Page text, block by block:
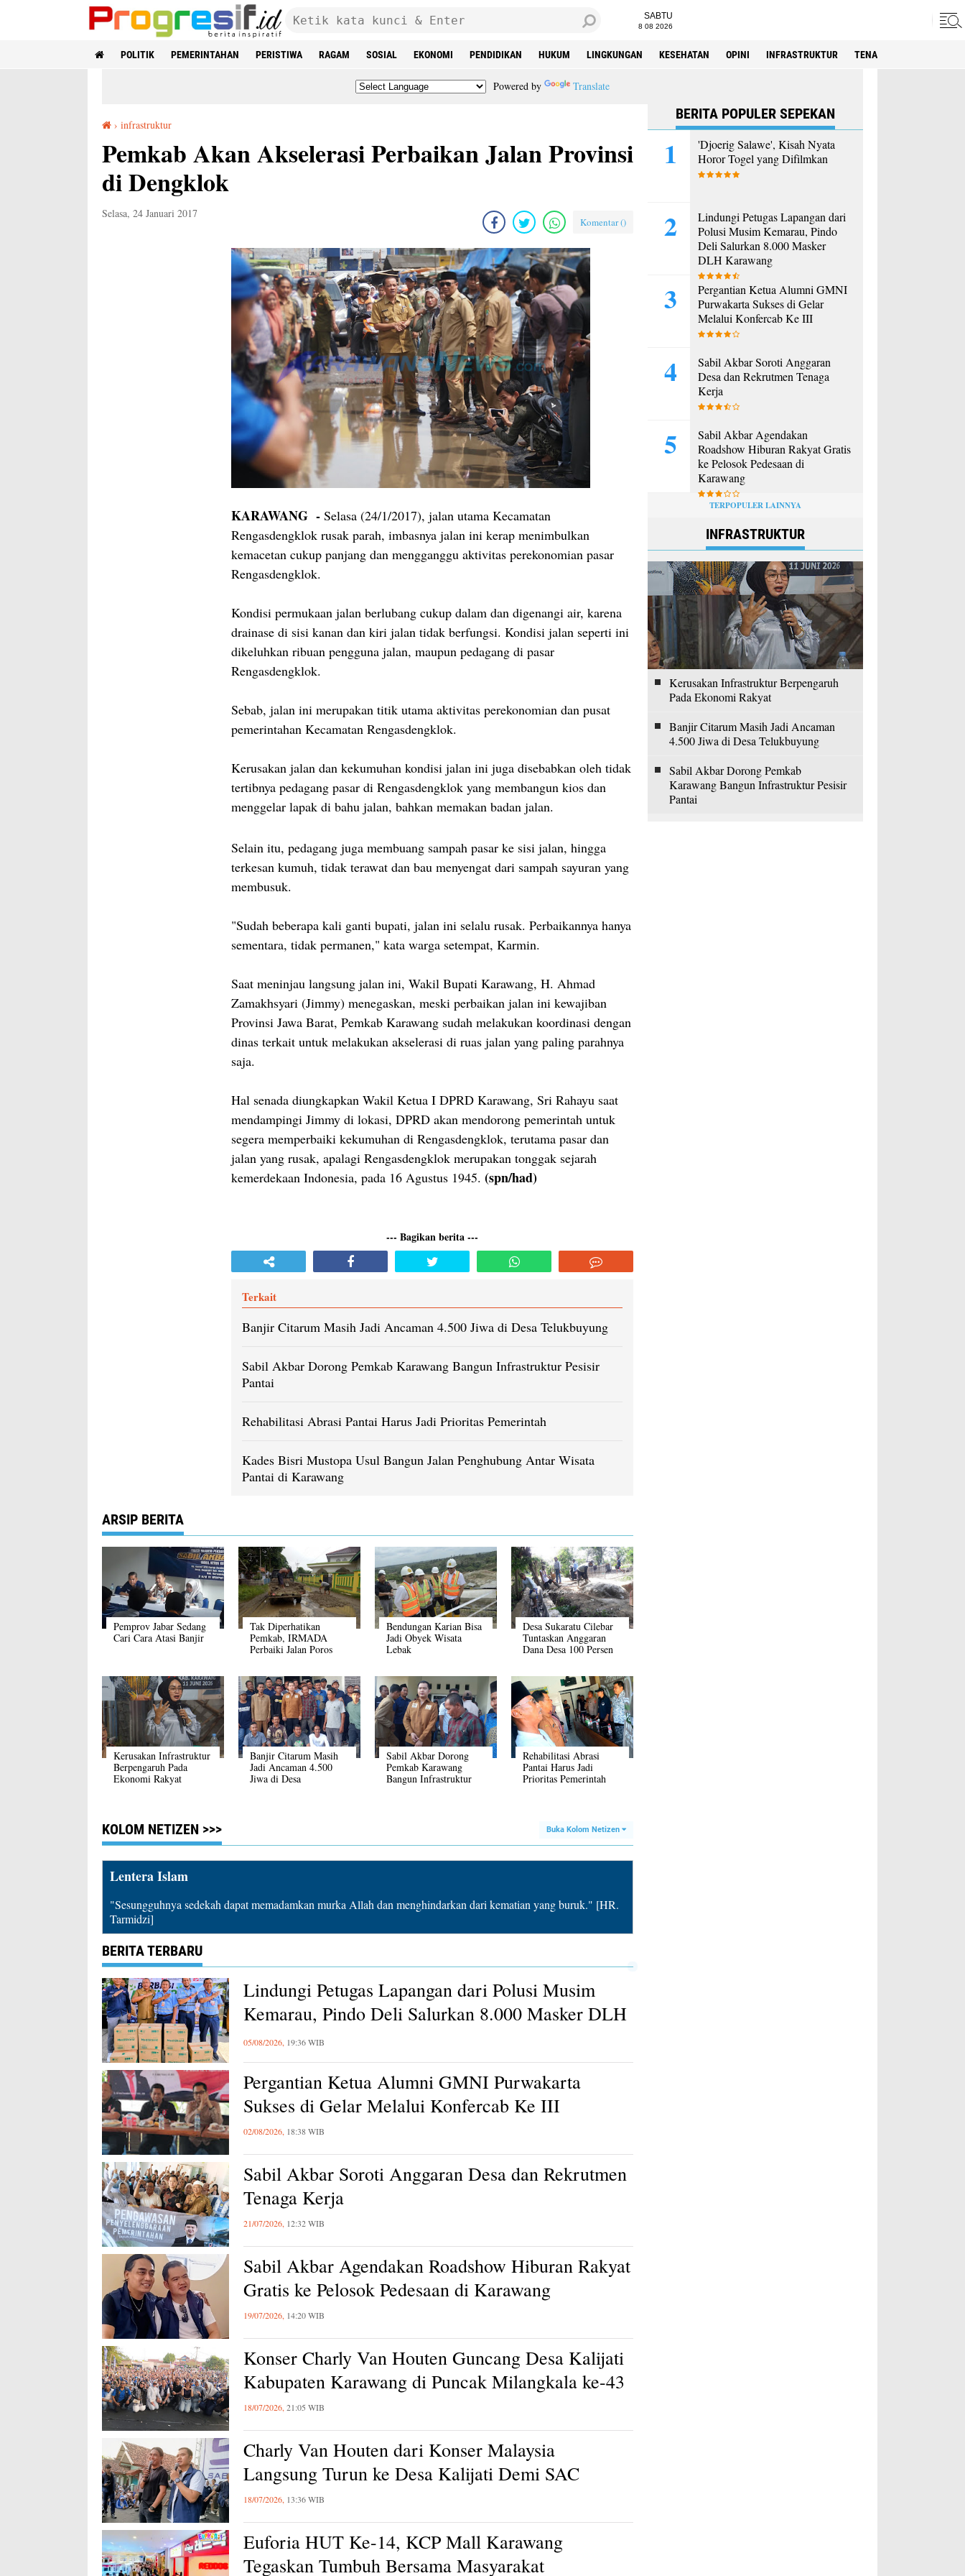
SABTU
8 08 2026
POLITIK PEMERINTAHAN PERISTIWA RAGAM SOSIAL EKONOMI PENDIDIKAN HUKUM LINGKUNGAN KESEHATAN OPINI INFRASTRUKTUR TENAGA KERJA
Powered by Translate
› infrastruktur
Pemkab Akan Akselerasi Perbaikan Jalan Provinsi
di Dengklok
Selasa, 24 Januari 2017
Komentar ()
KARAWANG - Selasa (24/1/2017), jalan utama Kecamatan
Rengasdengklok rusak parah, imbasnya jalan ini kerap menimbulkan
kemacetan cukup panjang dan mengganggu aktivitas perekonomian pasar
Rengasdengklok.
Kondisi permukaan jalan berlubang cukup dalam dan digenangi air, karena
drainase di sisi kanan dan kiri jalan tidak berfungsi. Kondisi jalan seperti ini
dikeluhkan ribuan pengguna jalan, maupun pedagang di pasar
Rengasdengklok.
Sebab, jalan ini merupakan titik utama aktivitas perekonomian dan pusat
pemerintahan Kecamatan Rengasdengklok.
Kerusakan jalan dan kekumuhan kondisi jalan ini juga disebabkan oleh tidak
tertibnya pedagang pasar di Rengasdengklok yang membangun kios dan
menggelar lapak di bahu jalan, bahkan memakan badan jalan.
Selain itu, pedagang juga membuang sampah pasar ke sisi jalan, hingga
terkesan kumuh, tidak terawat dan bau menyengat dari sampah sayuran yang
membusuk.
"Sudah beberapa kali ganti bupati, jalan ini selalu rusak. Perbaikannya hanya
sementara, tidak permanen," kata warga setempat, Karmin.
Saat meninjau langsung jalan ini, Wakil Bupati Karawang, H. Ahmad
Zamakhsyari (Jimmy) menegaskan, meski perbaikan jalan ini kewajiban
Provinsi Jawa Barat, Pemkab Karawang sudah melakukan koordinasi dengan
dinas terkait untuk melakukan akselerasi di ruas jalan yang paling parahnya
saja.
Hal senada diungkapkan Wakil Ketua I DPRD Karawang, Sri Rahayu saat
mendampingi Jimmy di lokasi, DPRD akan mendorong pemerintah untuk
segera memperbaiki kekumuhan di Rengasdengklok, terutama pasar dan
jalan yang rusak, apalagi Rengasdengklok merupakan tonggak sejarah
kemerdekaan Indonesia, pada 16 Agustus 1945. (spn/had)
--- Bagikan berita ---
Terkait
Banjir Citarum Masih Jadi Ancaman 4.500 Jiwa di Desa Telukbuyung
Sabil Akbar Dorong Pemkab Karawang Bangun Infrastruktur Pesisir
Pantai
Rehabilitasi Abrasi Pantai Harus Jadi Prioritas Pemerintah
Kades Bisri Mustopa Usul Bangun Jalan Penghubung Antar Wisata
Pantai di Karawang
ARSIP BERITA
Pemprov Jabar Sedang
Cari Cara Atasi Banjir
Tak Diperhatikan
Pemkab, IRMADA
Perbaiki Jalan Poros
Bendungan Karian Bisa
Jadi Obyek Wisata
Lebak
Desa Sukaratu Cilebar
Tuntaskan Anggaran
Dana Desa 100 Persen
Kerusakan Infrastruktur
Berpengaruh Pada
Ekonomi Rakyat
Banjir Citarum Masih
Jadi Ancaman 4.500
Jiwa di Desa
Sabil Akbar Dorong
Pemkab Karawang
Bangun Infrastruktur
Rehabilitasi Abrasi
Pantai Harus Jadi
Prioritas Pemerintah
KOLOM NETIZEN >>> Buka Kolom Netizen
Lentera Islam
"Sesungguhnya sedekah dapat memadamkan murka Allah dan menghindarkan dari kematian yang buruk." [HR.
Tarmidzi]
BERITA TERBARU
Lindungi Petugas Lapangan dari Polusi Musim
Kemarau, Pindo Deli Salurkan 8.000 Masker DLH
Karawang
05/08/2026, 19:36 WIB
Pergantian Ketua Alumni GMNI Purwakarta
Sukses di Gelar Melalui Konfercab Ke III
02/08/2026, 18:38 WIB
Sabil Akbar Soroti Anggaran Desa dan Rekrutmen
Tenaga Kerja
21/07/2026, 12:32 WIB
Sabil Akbar Agendakan Roadshow Hiburan Rakyat
Gratis ke Pelosok Pedesaan di Karawang
19/07/2026, 14:20 WIB
Konser Charly Van Houten Guncang Desa Kalijati
Kabupaten Karawang di Puncak Milangkala ke-43
18/07/2026, 21:05 WIB
Charly Van Houten dari Konser Malaysia
Langsung Turun ke Desa Kalijati Demi SAC
18/07/2026, 13:36 WIB
Euforia HUT Ke-14, KCP Mall Karawang
Tegaskan Tumbuh Bersama Masyarakat
BERITA POPULER SEPEKAN
'Djoerig Salawe', Kisah Nyata
Horor Togel yang Difilmkan
Lindungi Petugas Lapangan dari
Polusi Musim Kemarau, Pindo
Deli Salurkan 8.000 Masker
DLH Karawang
Pergantian Ketua Alumni GMNI
Purwakarta Sukses di Gelar
Melalui Konfercab Ke III
Sabil Akbar Soroti Anggaran
Desa dan Rekrutmen Tenaga
Kerja
Sabil Akbar Agendakan
Roadshow Hiburan Rakyat Gratis
ke Pelosok Pedesaan di
Karawang
TERPOPULER LAINNYA
INFRASTRUKTUR
Kerusakan Infrastruktur Berpengaruh
Pada Ekonomi Rakyat
Banjir Citarum Masih Jadi Ancaman
4.500 Jiwa di Desa Telukbuyung
Sabil Akbar Dorong Pemkab
Karawang Bangun Infrastruktur Pesisir
Pantai